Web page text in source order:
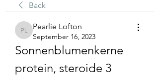
Back
Pearlie Lofton
Pearlie Lofton
September 16, 2023
Sonnenblumenkerne
protein, steroide 3